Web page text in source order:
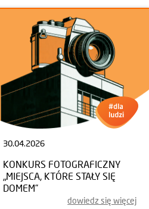
30.04.2026
KONKURS FOTOGRAFICZNY
„MIEJSCA, KTÓRE STAŁY SIĘ
DOMEM”
dowiedz się więcej